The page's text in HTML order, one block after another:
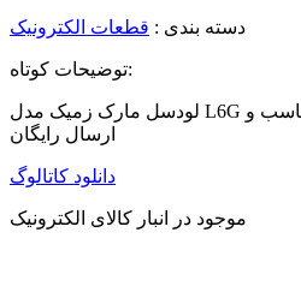
دسته بندی : قطعات الکترونیک
توضیحات کوتاه:
لودسل مارک زمیک مدل L6G شش صد کیلوگرمی با قیمت مناسب و
ارسال رایگان
دانلود کاتالوگ
موجود در انبار کالای الکترونیک